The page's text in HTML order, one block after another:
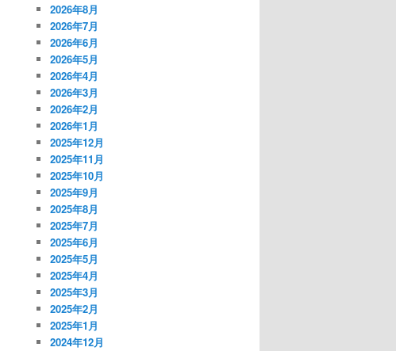
2026年8月
2026年7月
2026年6月
2026年5月
2026年4月
2026年3月
2026年2月
2026年1月
2025年12月
2025年11月
2025年10月
2025年9月
2025年8月
2025年7月
2025年6月
2025年5月
2025年4月
2025年3月
2025年2月
2025年1月
2024年12月